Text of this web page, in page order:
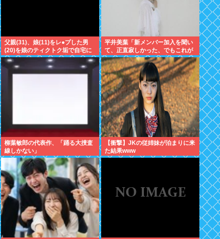
父親(31)、娘(11)をレ●プした男
(20)を娘のティクトク垢で自宅に
誘い出し自助 2人とも逮捕
平井美葉「新メンバー加入を聞い
て、正直寂しかった、でもこれが
新しいビヨなんだと、寂しさを受
け止めるこ
柳葉敏郎の代表作、「踊る大捜査
線しかない」
【衝撃】JKの従姉妹が泊まりに来
た結果www